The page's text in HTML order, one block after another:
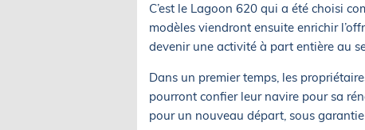
C’est le Lagoon 620 qui a été choisi
modèles viendront ensuite enrichir
devenir une activité à part entière au
Dans un premier temps, les
pourront confier leur navire pour sa
pour un nouveau départ, sous